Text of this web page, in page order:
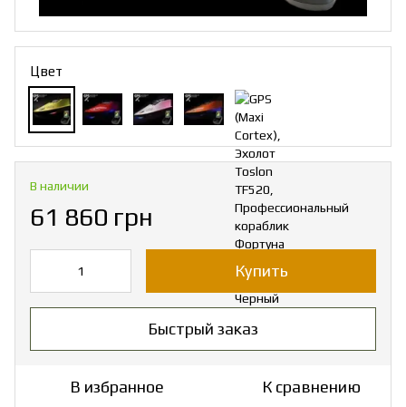
Цвет
В наличии
61 860 грн
Купить
Быстрый заказ
В избранное К сравнению